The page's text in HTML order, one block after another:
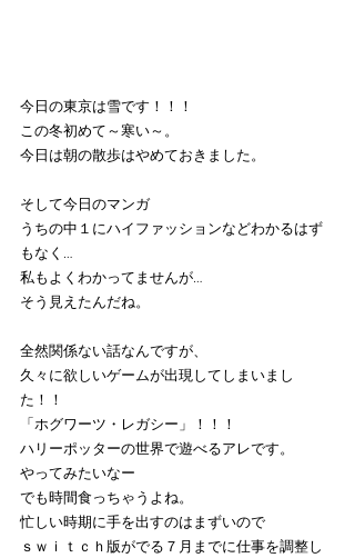
今日の東京は雪です！！！
この冬初めて～寒い～。
今日は朝の散歩はやめておきました。
そして今日のマンガ
うちの中１にハイファッションなどわかるはず
もなく…
私もよくわかってませんが…
そう見えたんだね。
全然関係ない話なんですが、
久々に欲しいゲームが出現してしまいまし
た！！
「ホグワーツ・レガシー」！！！
ハリーポッターの世界で遊べるアレです。
やってみたいなー
でも時間食っちゃうよね。
忙しい時期に手を出すのはまずいので
ｓｗｉｔｃｈ版がでる７月までに仕事を調整し